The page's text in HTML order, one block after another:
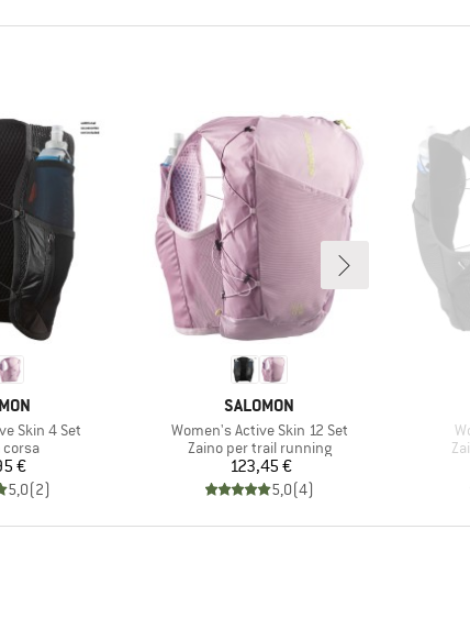
Skin 4 Set
prodotti
corsa
€
5,0(2)
MARCHIO
SALOMON
Articolo
Women's Active Skin 12 Set
Gruppo di prodotti
Zaino per trail running
Prezzo
123,45 €
5,0(4)